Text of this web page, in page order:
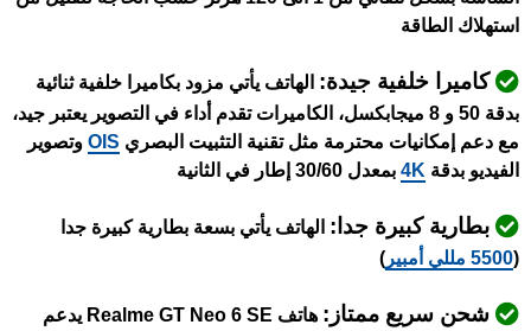
استهلاك الطاقة
كاميرا خلفية جيدة: الهاتف يأتي مزود بكاميرا خلفية ثنائية
بدقة 50 و 8 ميجابكسل، الكاميرات تقدم أداء في التصوير يعتبر جيد،
مع دعم إمكانيات محترمة مثل تقنية التثبيت البصري OIS وتصوير
الفيديو بدقة 4K بمعدل 30/60 إطار في الثانية
بطارية كبيرة جدا: الهاتف يأتي بسعة بطارية كبيرة جدا
(5500 مللي أمبير )
شحن سريع ممتاز: هاتف Realme GT Neo 6 SE يدعم